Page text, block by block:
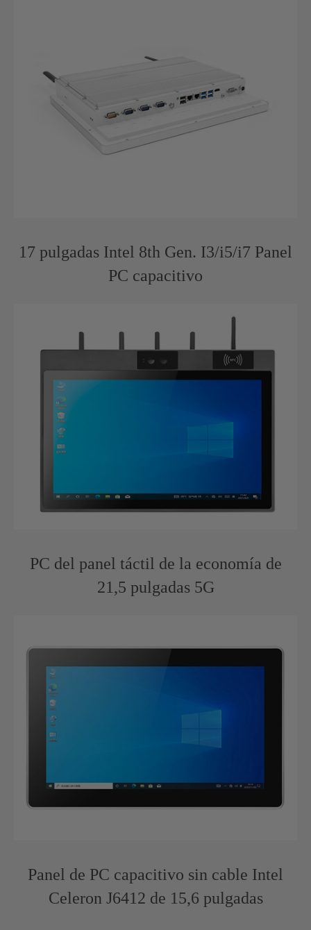
17 pulgadas Intel 8th Gen. I3/i5/i7 Panel
PC capacitivo
PC del panel táctil de la economía de
21,5 pulgadas 5G
Panel de PC capacitivo sin cable Intel
Celeron J6412 de 15,6 pulgadas